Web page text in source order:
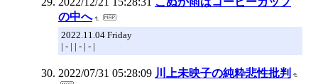
の中へ
2022.11.04 Friday
| - | | - | - |
2022/07/31 05:28:09 川上未映子の純粋悲性批判